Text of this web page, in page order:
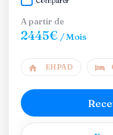
A partir de
2445€ / Mois
EHPAD